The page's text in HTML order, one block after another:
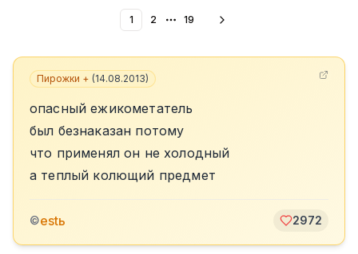
1 2 More pages
19
Пирожки + (14.08.2013)
опасный ежикометатель
был безнаказан потому
что применял он не холодный
а теплый колющий предмет
©estь 2972